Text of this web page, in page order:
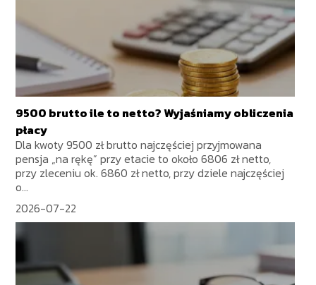
9500 brutto ile to netto? Wyjaśniamy obliczenia
płacy
Dla kwoty 9500 zł brutto najczęściej przyjmowana
pensja „na rękę” przy etacie to około 6806 zł netto,
przy zleceniu ok. 6860 zł netto, przy dziele najczęściej
o...
2026-07-22